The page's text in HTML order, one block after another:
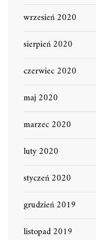
wrzesień 2020
sierpień 2020
czerwiec 2020
maj 2020
marzec 2020
luty 2020
styczeń 2020
grudzień 2019
listopad 2019